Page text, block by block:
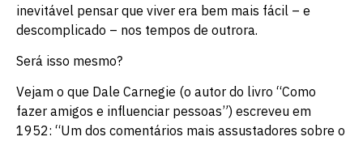
inevitável pensar que viver era bem mais fácil – e
descomplicado – nos tempos de outrora.
Será isso mesmo?
Vejam o que Dale Carnegie (o autor do livro “Como
fazer amigos e influenciar pessoas”) escreveu em
1952: “Um dos comentários mais assustadores sobre o